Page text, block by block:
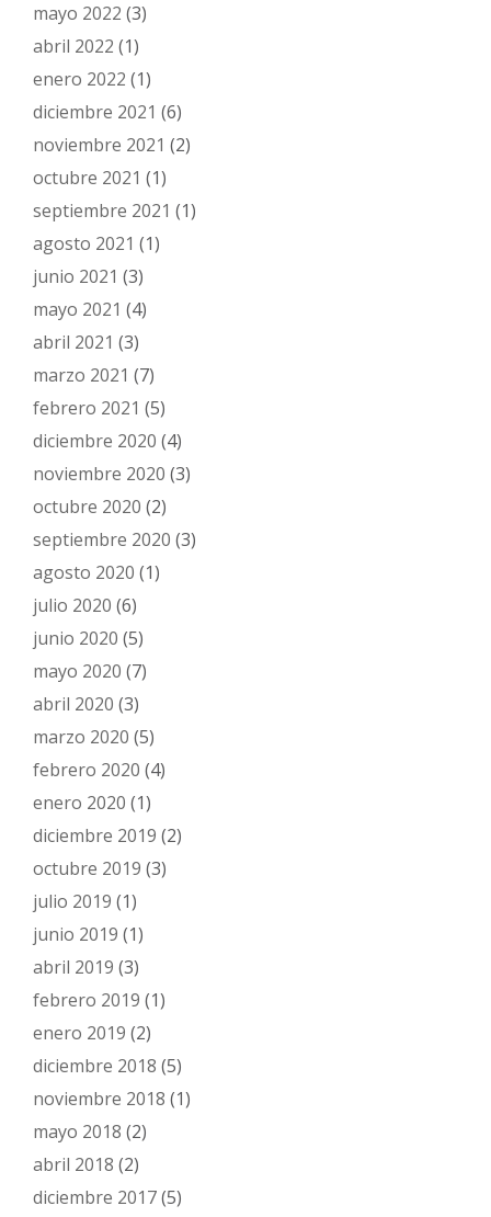
mayo 2022 (3)
abril 2022 (1)
enero 2022 (1)
diciembre 2021 (6)
noviembre 2021 (2)
octubre 2021 (1)
septiembre 2021 (1)
agosto 2021 (1)
junio 2021 (3)
mayo 2021 (4)
abril 2021 (3)
marzo 2021 (7)
febrero 2021 (5)
diciembre 2020 (4)
noviembre 2020 (3)
octubre 2020 (2)
septiembre 2020 (3)
agosto 2020 (1)
julio 2020 (6)
junio 2020 (5)
mayo 2020 (7)
abril 2020 (3)
marzo 2020 (5)
febrero 2020 (4)
enero 2020 (1)
diciembre 2019 (2)
octubre 2019 (3)
julio 2019 (1)
junio 2019 (1)
abril 2019 (3)
febrero 2019 (1)
enero 2019 (2)
diciembre 2018 (5)
noviembre 2018 (1)
mayo 2018 (2)
abril 2018 (2)
diciembre 2017(5)